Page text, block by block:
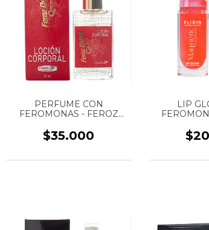
PERFUME CON
FEROMONAS - FEROZ
MARCA FLAVOR SEX - 30
ML
$35.000
LIP
MARCA
-